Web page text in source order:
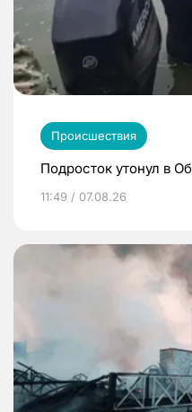
Происшествия
Подросток утонул в
11:49 / 07.08.26